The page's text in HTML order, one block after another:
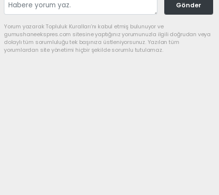
Gönder
Yorum yazarak Topluluk Kuralları’nı kabul etmiş bulunuyor ve
gumushaneekspres.com sitesine yaptığınız yorumunuzla ilgili doğrudan veya
dolaylı tüm sorumluluğu tek başınıza üstleniyorsunuz. Yazılan tüm
yorumlardan site yönetimi hiçbir şekilde sorumlu tutulamaz.